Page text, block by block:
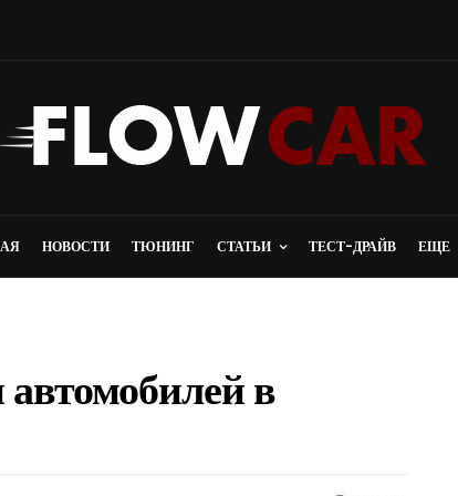
НОВОСТИ ТЮНИНГ СТАТЬИ ТЕСТ-ДРАЙВ ЕЩЕ
в
доступен срочный выкуп
Если Вам потребуются аккаунты майл с
м или определенными параметрами, Вы…